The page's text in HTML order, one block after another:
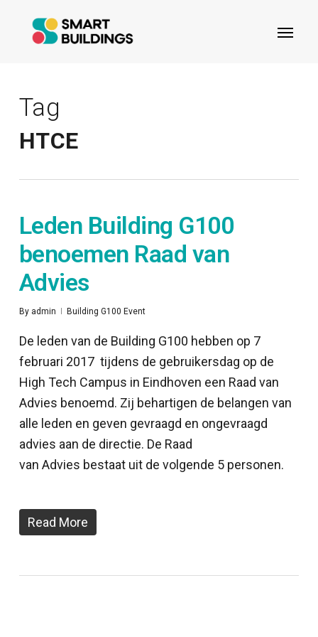
Tag
HTCE
Leden Building G100
benoemen Raad van
Advies
By admin Building G100 Event
De leden van de Building G100 hebben op 7
februari 2017 tijdens de gebruikersdag op de
High Tech Campus in Eindhoven een Raad van
Advies benoemd. Zij behartigen de belangen van
alle leden en geven gevraagd en ongevraagd
advies aan de directie. De Raad
van Advies bestaat uit de volgende 5 personen.
Read More